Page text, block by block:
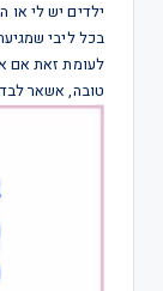
ילדים יש לי
בכל ליבי
לעומת זאת אם
טובה, אשאר